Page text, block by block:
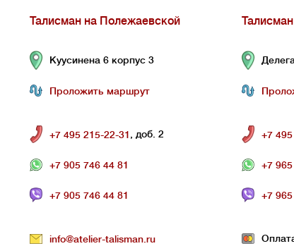
Талисман на Полежаевской
Куусинена 6 корпус 3
Проложить маршрут
+7 495 215-22-31 , доб. 2
+7 905 746 44 81
+7 905 746 44 81
info@atelier-talisman.ru
+7
+7
+7